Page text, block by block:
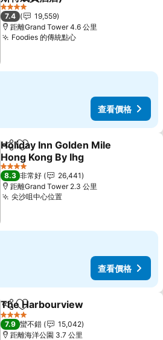
查看價格
4 星級
7.4
19,559
距離Grand Tower 4.6 公里
Foodies 的傳統點心查看價格
查看價格
分享 加入我的最愛
Holiday Inn Golden Mile
Hong Kong By Ihg
查看價格
4 星級
8.3 非常好
26,441
距離Grand Tower 2.3 公里
尖沙咀中心位置查看價格
查看價格
分享 加入我的最愛
The Harbourview
4 星級
7.9 蠻不錯
15,042
距離海洋公園 3.7 公里